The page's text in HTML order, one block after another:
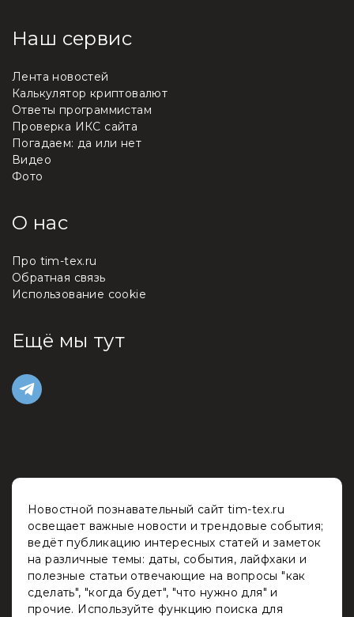
Наш сервис
Лента новостей
Калькулятор криптовалют
Ответы программистам
Проверка ИКС сайта
Погадаем: да или нет
Видео
Фото
О нас
Про tim-tex.ru
Обратная связь
Использование cookie
Ещё мы тут
Новостной познавательный сайт tim-tex.ru
освещает важные новости и трендовые события;
ведёт публикацию интересных статей и заметок
на различные темы: даты, события, лайфхаки и
полезные статьи отвечающие на вопросы "как
сделать", "когда будет", "что нужно для" и
прочие. Используйте функцию поиска для